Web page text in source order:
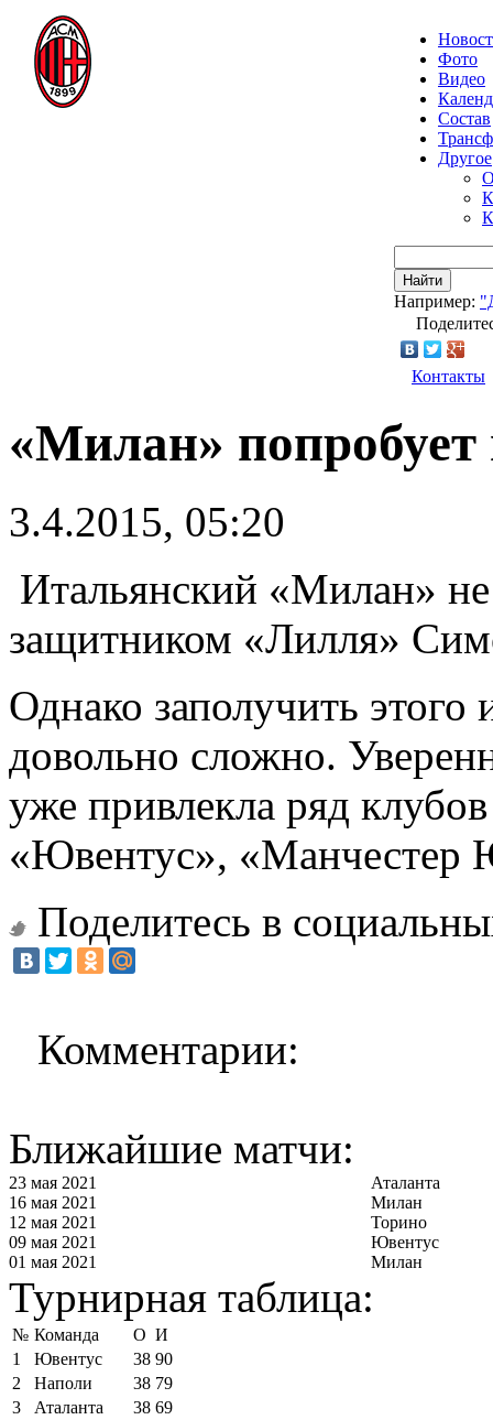
Фото
Видео
Состав
Другое
Найти
Например:
Контакты
«Милан» попробует
3.4.2015, 05:20
Итальянский «Милан»
защитником «Лилля»
Однако заполучить этого
довольно сложно.
уже привлекла ряд
«Ювентус», «Манчестер
Поделитесь в
Комментарии:
Ближайшие матчи:
23 мая 2021
Аталанта
16 мая 2021
Милан
12 мая 2021
Торино
09 мая 2021
Ювентус
01 мая 2021
Милан
Турнирная таблица:
№ Команда О И
1
Ювентус 38 90
2
Наполи 38 79
3
Аталанта 38 69